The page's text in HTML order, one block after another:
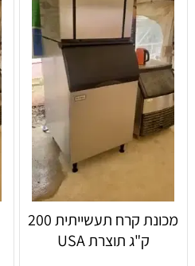
מכונת קרח תעשייתית 200
ק"ג תוצרת USA